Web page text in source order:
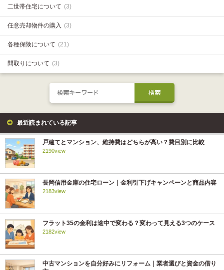
二世帯住宅について (3)
任意売却物件の購入 (3)
各種保険について (21)
間取りについて (3)
最近読まれている記事
戸建てとマンション、維持費はどちらが高い？費目別に比較
2190view
長岡信用金庫の住宅ローン｜金利引下げキャンペーンと商品内容
2183view
フラット35の金利は途中で変わる？変わって見える3つのケース
2182view
中古マンションを自分好みにリフォーム｜業者選びと資金の借り